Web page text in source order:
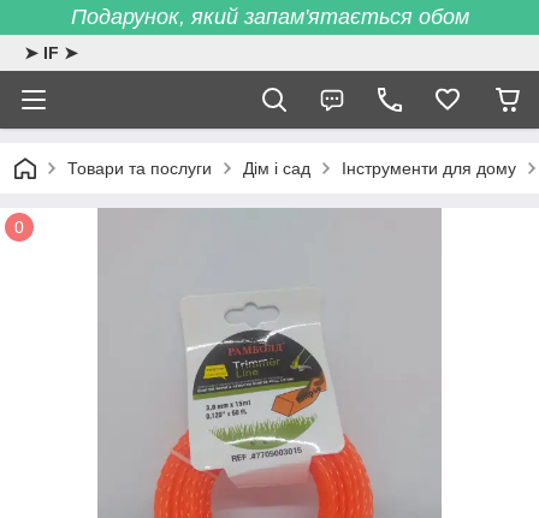
Подарунок, який запам'ятається обом
➤ IF ➤
Товари та послуги Дім і сад Інструменти для дому
0